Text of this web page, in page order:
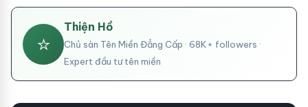
⭐
Thiện Hồ
Chủ sàn Tên Miền Đẳng Cấp · 68K+ followers ·
Expert đầu tư tên miền